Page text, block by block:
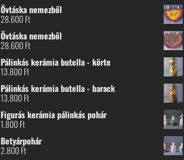
Övtáska nemezből
28.600Ft
Övtáska nemezből
28.600Ft
Pálinkás kerámia butella - körte
13.800Ft
Pálinkás kerámia butella - barack
13.800Ft
Figurás kerámia pálinkás pohár
1.800Ft
Betyárpohár
2.800Ft